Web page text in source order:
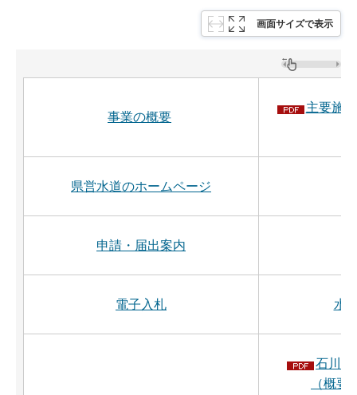
画面サイズで表示
事業の概要
主要施
県営水道のホームページ
申請・届出案内
電子入札 水
石川県
（概